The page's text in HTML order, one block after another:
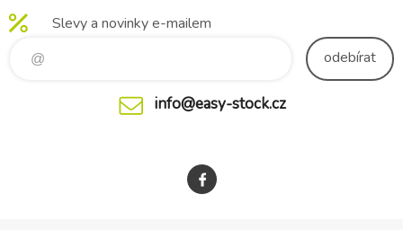
Slevy a novinky e-mailem
odebírat
info@easy-stock.cz